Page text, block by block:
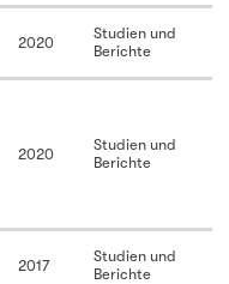
2020
Studien und
Berichte
2020
Studien und
Berichte
2017
Studien und
Berichte